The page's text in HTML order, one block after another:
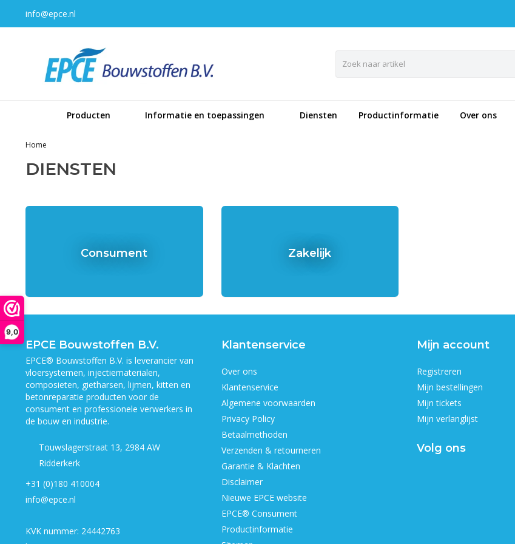
9,0
info@epce.nl
Producten Informatie en toepassingen Diensten Productinformatie Over ons
Home
DIENSTEN
Consument Zakelijk
EPCE Bouwstoffen B.V.
EPCE® Bouwstoffen B.V. is leverancier van
vloersystemen, injectiematerialen,
composieten, gietharsen, lijmen, kitten en
betonreparatie producten voor de
consument en professionele verwerkers in
de bouw en industrie.
Touwslagerstraat 13, 2984 AW
Ridderkerk
+31 (0)180 410004
info@epce.nl
KVK nummer: 24442763
Klantenservice
Over ons
Klantenservice
Algemene voorwaarden
Privacy Policy
Betaalmethoden
Verzenden & retourneren
Garantie & Klachten
Disclaimer
Nieuwe EPCE website
EPCE® Consument
Productinformatie
Mijn account
Registreren
Mijn bestellingen
Mijn tickets
Mijn verlanglijst
Volg ons